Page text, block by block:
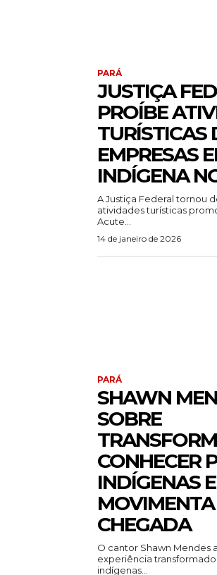
PARÁ
JUSTIÇA
PROÍBE
TURÍSTICAS
EMPRESAS
INDÍGENA
A Justiça Federal tornou
atividades turísticas
Acute...
14 de janeiro de 2026
PARÁ
SHAWN
SOBRE
CONHECER
INDÍGENAS E
CHEGADA
O cantor Shawn Mendes
experiência
indígenas...